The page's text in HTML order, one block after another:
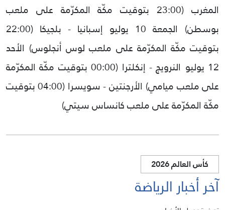
المغرب (23:00 بتوقيت مكّة المكرّمة على ملعب
بوسطن) الجمعة 10 يوليو
إسبانيا - بلجيكا (22:00
بتوقيت مكّة المكرّمة على ملعب لوس أنجلوس) الأحد
12 يوليو
النرويج - إنكلترا (00:00 بتوقيت مكّة المكرّمة
على ملعب ميامي)
الأرجنتين - سويسرا (04:00 بتوقيت
مكّة المكرّمة على ملعب كانساس سيتي)
كأس العالم 2026
آخر أخبار الرياضة